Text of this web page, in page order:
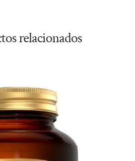
relacionados